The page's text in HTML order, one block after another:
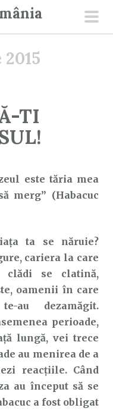
TI
este tăria mea
merg” (Habacuc
ta se năruie?
cariera la care
se clatină,
oamenii în care
au dezamăgit.
perioade,
lungă, vei trece
au menirea de a
reacțiile. Când
au început să se
a fost obligat